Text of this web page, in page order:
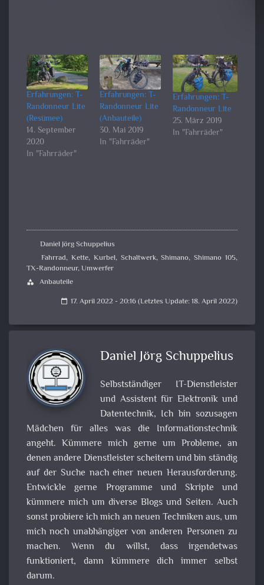
Erfahrungen: T-
Randonneur Lite
(Resümee)
14. September
2020
In "Fahrräder"
Erfahrungen: T-
Randonneur Lite
(Anbauteile)
30. Mai 2019
In "Fahrräder"
Erfahrungen: T-
Randonneur Lite
25. März 2019
In "Fahrräder"
Daniel Jörg Schuppelius
Fahrrad, Kette, Kurbel, Schaltwerk,Shimano,Shimano 105,
TX-Randonneur,Umwerfer
category Anbauteile
calendar_today 17. April 2022 - 20:16 (Letztes Update: 18. April 2022)
Daniel Jörg Schuppelius
Selbstständiger IT-Dienstleister
und Assistent für Elektronik und
Datentechnik, Ich bin sozusagen
Mädchen für alles was die Informationstechnik
angeht. Kümmere mich gerne um Probleme, an
denen andere Dienstleister scheitern und bin ständig
auf der Suche nach einer neuen Herausforderung.
Entwickle gerne Programme und Skripte und
kümmere mich um diverse Blogs und Seiten. Auch
sonst probiere ich mich an neuen Techniken aus, um
mich noch unabhängiger von anderen Personen zu
machen. Wenn du willst, dass irgendetwas
funktioniert, dann kümmere dich immer selbst
darum.